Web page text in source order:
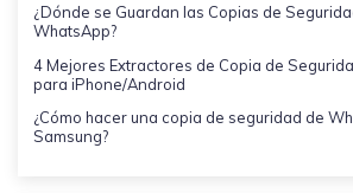
¿Dónde se Guardan las Copias de
WhatsApp?
4 Mejores Extractores de Copia de
para iPhone/Android
¿Cómo hacer una copia de seguridad de
Samsung?